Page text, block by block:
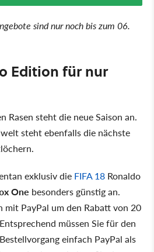
sind nur noch bis zum 06.
Edition für nur
Rasen steht die neue Saison an.
steht ebenfalls die nächste
exklusiv die FIFA 18 Ronaldo
One besonders günstig an.
PayPal um den Rabatt von 20
müssen Sie für den
einfach PayPal als